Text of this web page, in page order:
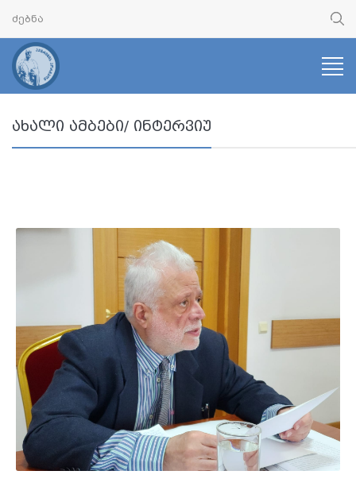
ახალი ამბები/ ინტერვიუ